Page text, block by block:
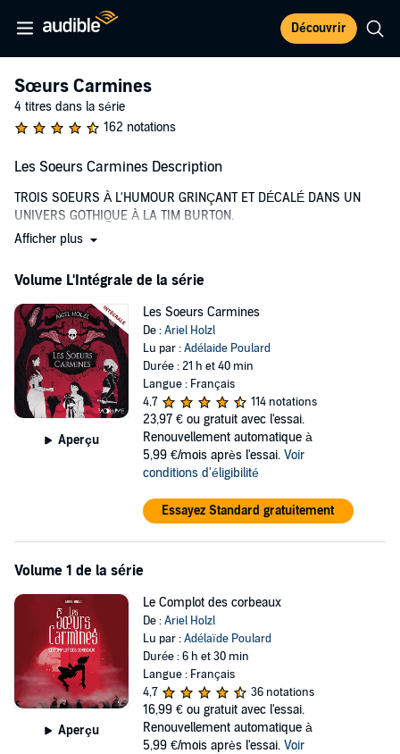
Découvrir
Sœurs Carmines
4 titres dans la série
162 notations
Les Soeurs Carmines Description
TROIS SOEURS À L'HUMOUR GRINÇANT ET DÉCALÉ DANS UN
UNIVERS GOTHIQUE À LA TIM BURTON.
Grisaille, sinistre cité gothique où les mœurs sont plus que
d'aristocrates aux dons surnaturels conspirent pour le trône. Dans
cette atmosphère où la mort est aussi banale que divertissante, les
trois sœurs Carmine tentent de survivre aux complots, aux
sombres secrets de famille et aux créatures de la nuit. Merry, une
monte-en-l'air maladroite, court les toits et cambriole les manoirs
pour gagner sa vie. Tristabelle, la belle sociopathe, ne rate jamais un
bal ni l'occasion d'éliminer ses rivales. Dolorine, la petite dernière,
converse avec les fantômes en compagnie de Monsieur Nyx, sa
peluche maléfique. Toutes trois vont vivre des aventures
rocambolesques et surprenantes !
Ariel Holzl nous offre une peinture exquise de Grisaille et de ses
étranges habitants, le tout sur un ton grinçant, plein d'humour et de
cynisme. Une lecture fraîche comme la brume, aussi désopilante
et ceux qui se rapprochent de la tombe !
Cette intégrale contient :
Le Complot des corbeaux(Prix Imaginales Jeunesse 2018,
Prix Littéraire de L'imaginaire Booktubers 2018)
Belle de gris
Dolorine à l'école
©2023 Ariel Holzl (P)2023 VOolume
Afficher plus
Volume L'Intégrale de la série
Aperçu
Les Soeurs Carmines
De :Ariel Holzl
Lu par :Adélaide Poulard
Durée : 21 h et 40 min
Langue : Français
4,7
114 notations
23,97 € ou gratuit avec l'essai.
Renouvellement automatique à
5,99 €/mois après l'essai. Voir
conditions d'éligibilité
Essayez Standard gratuitement
Volume 1 de la série
Aperçu
Le Complot des corbeaux
De :Ariel Holzl
Lu par :Adélaïde Poulard
Durée : 6 h et 30 min
Langue : Français
4,7
36 notations
16,99 € ou gratuit avec l'essai.
Renouvellement automatique à
5,99 €/mois après l'essai. Voir